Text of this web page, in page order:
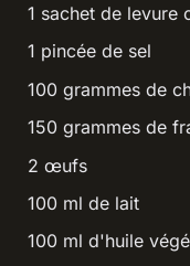
1 sachet de levure
1 pincée de sel
100 grammes de
150 grammes de
2 œufs
100 ml de lait
100 ml d'huile